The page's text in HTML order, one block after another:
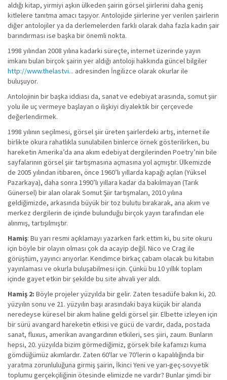
aldığı kitap, yirmiyi aşkın ülkeden şairin görsel şiirlerini daha geniş
kitlelere tanıtma amacı taşıyor. Antolojide şiirlerine yer verilen şairlerin
diğer antolojiler ya da derlemelerden farklı olarak daha fazla kadın şair
barındırması ise başka bir önemli nokta.
1998 yılından 2008 yılına kadarki süreçte, internet üzerinde yayın
imkanı bulan birçok şairin yer aldığı antoloji hakkında güncel bilgiler
http://www.thelastvi... adresinden İngilizce olarak okurlar ile
buluşuyor.
Antolojinin bir başka iddiası da, sanat ve edebiyat arasında, somut şiir
yolu ile uç vermeye başlayan o ilişkiyi diyalektik bir çerçevede
değerlendirmek.
1998 yılının seçilmesi, görsel şiir üreten şairlerdeki artış, internet ile
birlikte okura rahatlıkla sunulabilen binlerce örnek gösterilirken, bu
hareketin Amerika’da ana akım edebiyat dergilerinden Poetry’nin bile
sayfalarının görsel şiir tartışmasına açmasına yol açmıştır. Ülkemizde
de 2005 yılından itibaren, önce 1960’lı yıllarda kapağı açılan (Yüksel
Pazarkaya), daha sonra 1990’lı yıllara kadar da bakılmayan (Tarık
Günersel) bir alan olarak Somut Şiir tartışmaları, 2010 yılına
geldiğimizde, arkasında büyük bir toz bulutu bırakarak, ana akım ve
merkez dergilerin de içinde bulunduğu birçok yayın tarafından ele
alınmış, tartışılmıştır.
Hamiş: Bu yarı resmi açıklamayı yazarken fark ettim ki, bu site okuru
için böyle bir olayın olması çok da acayip değil. Nico ve Crag ile
görüştüm, yayıncı arıyorlar. Kendimce birkaç çabam olacak bu kitabın
yayınlaması ve okurla buluşabilmesi için. Çünkü bu 10 yıllık toplam
içinde gayet etkin bir şekilde bu site ahvali yer aldı.
Hamiş 2: Böyle projeler yüzyılda bir gelir. Zaten tesadüfe bakın ki, 20.
yüzyılın sonu ve 21. yüzyılın başı arasındaki baya küçük bir alanda
neredeyse küresel bir akım haline geldi görsel şiir. Elbette izleyen için
bir sürü avangard hareketin etkisi ve gücü de vardır, dada, postada
sanat, fluxus, amerikan avangardının etkileri, ses şiiri, zaum. Bunların
hepsi, 20. yüzyılda bizim görmediğimiz, görsek bile kafamızı kuma
gömdüğümüz akımlardır. Zaten 60'lar ve 70'lerin o kapalılığında bir
yaratma zorunluluğuna girmiş şairin, İkinci Yeni ve yarı-geç-sovyetik
toplumu gerçekçiliğinin ötesinde elimizde ne vardır? Bunlar şimdi bir